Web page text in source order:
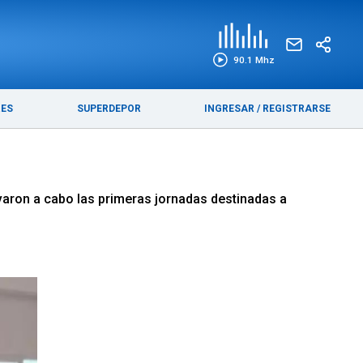
90.1 Mhz
SUPERDEPOR INGRESAR / REGISTRARSE
a cabo las primeras jornadas destinadas a